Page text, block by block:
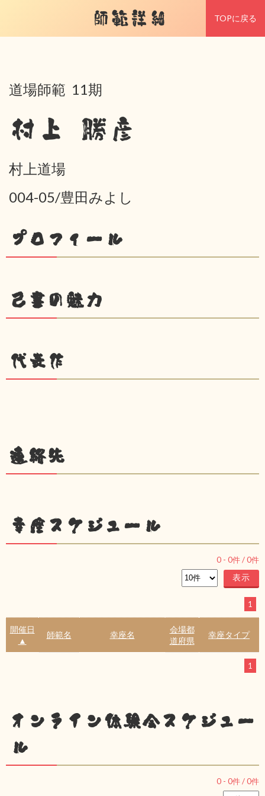
師範詳細 TOPに戻る
道場師範 11期
村上 勝彦
村上道場
004-05/豊田みよし
プロフィール
己書の魅力
代表作
連絡先
幸座スケジュール
0 - 0件 /0件
1
開催日
▲
師範名 幸座名
会場都
道府県
幸座タイプ
1
オンライン体験会スケジュー
ル
0 - 0件 /0件